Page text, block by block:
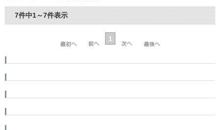
7件中1～7件表示
1